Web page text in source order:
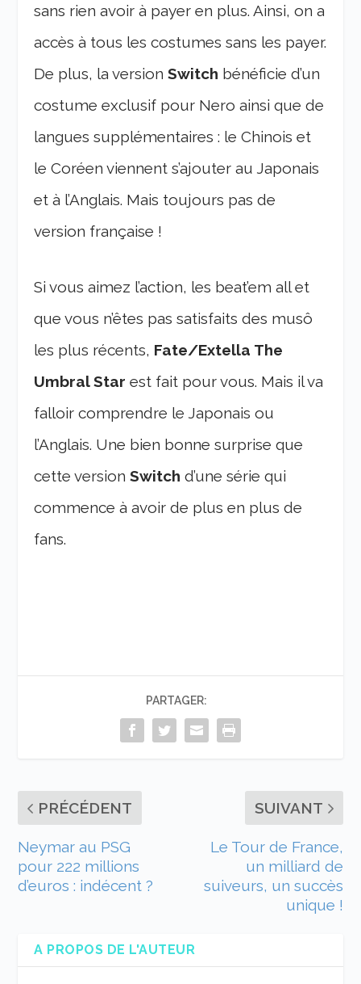
sans rien avoir à payer en plus. Ainsi, on a
accès à tous les costumes sans les payer.
De plus, la version Switch bénéficie d’un
costume exclusif pour Nero ainsi que de
langues supplémentaires : le Chinois et
le Coréen viennent s’ajouter au Japonais
et à l’Anglais. Mais toujours pas de
version française !
Si vous aimez l’action, les beat’em all et
que vous n’êtes pas satisfaits des musô
les plus récents, Fate/Extella The
Umbral Star est fait pour vous. Mais il va
falloir comprendre le Japonais ou
l’Anglais. Une bien bonne surprise que
cette versionSwitch d’une série qui
commence à avoir de plus en plus de
fans.
PARTAGER:
PRÉCÉDENT
Neymar au PSG
pour 222 millions
d’euros : indécent ?
SUIVANT
Le Tour de France,
un milliard de
suiveurs, un succès
unique !
A PROPOS DE L'AUTEUR